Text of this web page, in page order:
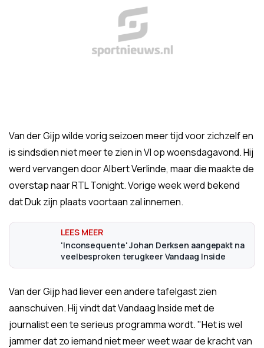
Van der Gijp wilde vorig seizoen meer tijd voor zichzelf en
is sindsdien niet meer te zien in VI op woensdagavond. Hij
werd vervangen door Albert Verlinde, maar die maakte de
overstap naar RTL Tonight. Vorige week werd bekend
dat Duk zijn plaats voortaan zal innemen.
'Inconsequente' Johan Derksen aangepakt na
veelbesproken terugkeer Vandaag Inside
Van der Gijp had liever een andere tafelgast zien
aanschuiven. Hij vindt dat Vandaag Inside met de
journalist een te serieus programma wordt. "Het is wel
jammer dat zo iemand niet meer weet waar de kracht van